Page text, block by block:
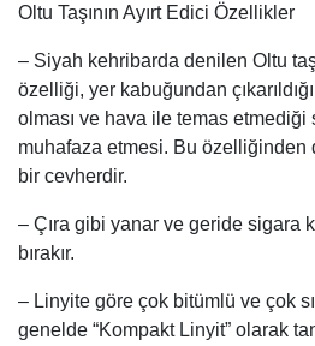
Oltu Taşının Ayırt Edici Özellikler
– Siyah kehribarda denilen Oltu
özelliği, yer kabuğundan
olması ve hava ile temas etmediği
muhafaza etmesi. Bu özelliğinden
bir cevherdir.
– Çıra gibi yanar ve geride sigara
bırakır.
– Linyite göre çok bitümlü ve çok
genelde “Kompakt Linyit” olarak